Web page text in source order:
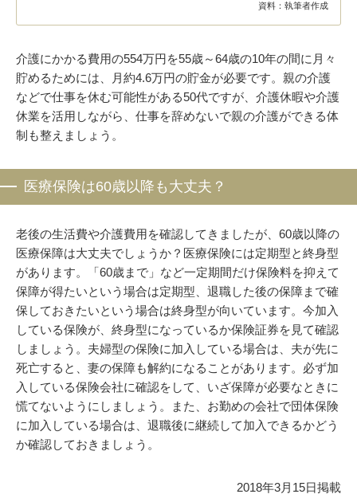
資料：執筆者作成
介護にかかる費用の554万円を55歳～64歳の10年の間に月々
貯めるためには、月約4.6万円の貯金が必要です。親の介護
などで仕事を休む可能性がある50代ですが、介護休暇や介護
休業を活用しながら、仕事を辞めないで親の介護ができる体
制も整えましょう。
医療保険は60歳以降も大丈夫？
老後の生活費や介護費用を確認してきましたが、60歳以降の
医療保障は大丈夫でしょうか？医療保険には定期型と終身型
があります。「60歳まで」など一定期間だけ保険料を抑えて
保障が得たいという場合は定期型、退職した後の保障まで確
保しておきたいという場合は終身型が向いています。今加入
している保険が、終身型になっているか保険証券を見て確認
しましょう。夫婦型の保険に加入している場合は、夫が先に
死亡すると、妻の保障も解約になることがあります。必ず加
入している保険会社に確認をして、いざ保障が必要なときに
慌てないようにしましょう。また、お勤めの会社で団体保険
に加入している場合は、退職後に継続して加入できるかどう
か確認しておきましょう。
2018年3月15日掲載